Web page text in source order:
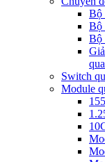
Bộ
Bộ
Bộ
Switch
Module